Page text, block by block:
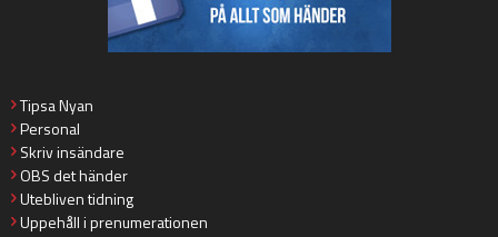
Tipsa Nyan
Personal
Skriv insändare
OBS det händer
Utebliven tidning
Uppehåll i prenumerationen